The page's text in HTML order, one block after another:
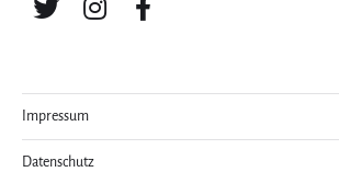
Impressum
Datenschutz